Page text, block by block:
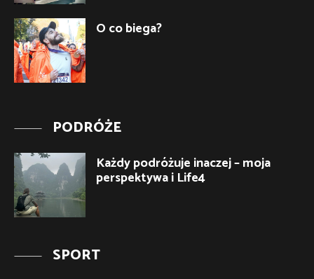
O co biega?
PODRÓŻE
Każdy podróżuje inaczej – moja
perspektywa i Life4
SPORT